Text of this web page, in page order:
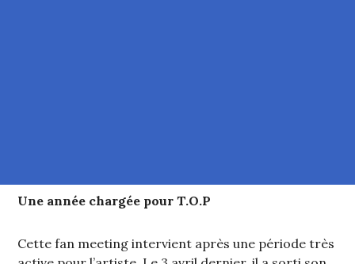
Une année chargée pour T.O.P
Cette fan meeting intervient après une période très